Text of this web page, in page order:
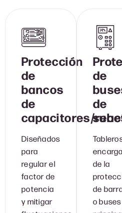
Protección
de
bancos
de
capacitores/
Diseñados
para
regular el
factor de
potencia
y mitigar
de
de
de la
de
o buses